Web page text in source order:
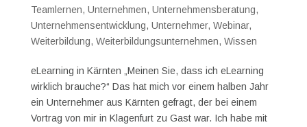
Teamlernen, Unternehmen, Unternehmensberatung,
Unternehmensentwicklung, Unternehmer, Webinar,
Weiterbildung, Weiterbildungsunternehmen, Wissen
eLearning in Kärnten „Meinen Sie, dass ich eLearning
wirklich brauche?“ Das hat mich vor einem halben Jahr
ein Unternehmer aus Kärnten gefragt, der bei einem
Vortrag von mir in Klagenfurt zu Gast war. Ich habe mit